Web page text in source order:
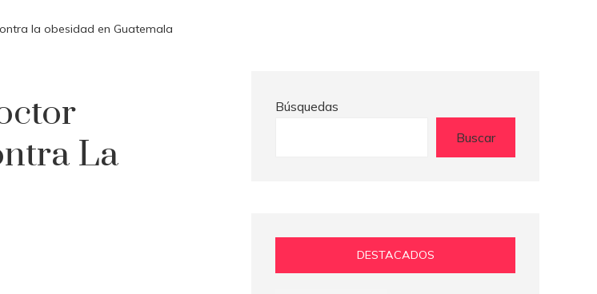
la obesidad en Guatemala
La
Búsquedas
Buscar
DESTACADOS